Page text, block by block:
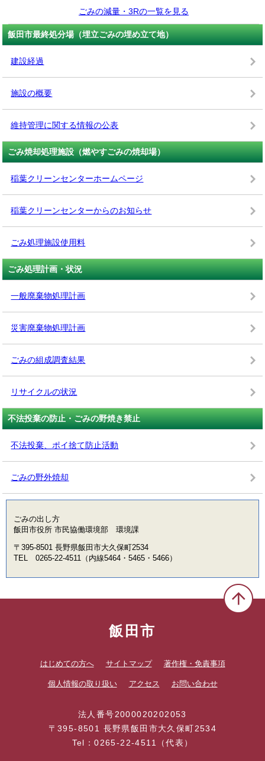
ごみの減量・3Rの一覧を見る
飯田市最終処分場（埋立ごみの埋め立て地）
建設経過
施設の概要
維持管理に関する情報の公表
ごみ焼却処理施設（燃やすごみの焼却場）
稲葉クリーンセンターホームページ
稲葉クリーンセンターからのお知らせ
ごみ処理施設使用料
ごみ処理計画・状況
一般廃棄物処理計画
災害廃棄物処理計画
ごみの組成調査結果
リサイクルの状況
不法投棄の防止・ごみの野焼き禁止
不法投棄、ポイ捨て防止活動
ごみの野外焼却
ごみの出し方
飯田市役所 市民協働環境部 環境課
〒395-8501 長野県飯田市大久保町2534
TEL 0265-22-4511（内線5464・5465・5466）
飯田市
はじめての方へ サイトマップ 著作権・免責事項
個人情報の取り扱い アクセス お問い合わせ
法人番号2000020202053
〒395-8501 長野県飯田市大久保町2534
Tel：0265-22-4511（代表）